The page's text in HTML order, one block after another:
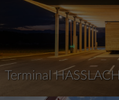
Terminal